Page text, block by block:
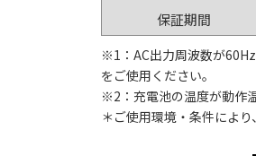
保証期間
※1：AC出力周波数が
をご使用ください。
※2：充電池の温度が動作
＊ご使用環境・条件により